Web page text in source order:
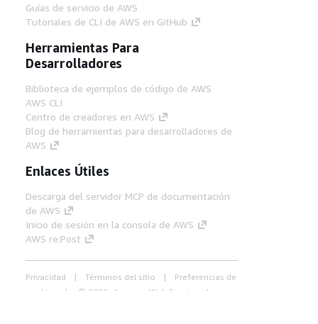
Guías de servicio de AWS
Tutoriales de CLI de AWS en GitHub
Herramientas Para
Desarrolladores
Biblioteca de ejemplos de código de AWS
AWS CLI
Centro de creadores en AWS
Blog de herramientas para desarrolladores de
AWS
Enlaces Útiles
Descarga del servidor MCP de documentación
de AWS
Inicio de sesión en la consola de AWS
AWS re:Post
Privacidad Términos del sitio
Preferencias de
cookies
© 2026, Amazon Web Services, Inc o